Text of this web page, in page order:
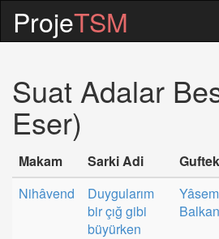
ProjeTSM
Suat Adalar
Eser)
Makam Sarki Adi
Nihâvend
Duygularım
bir çığ gibi
büyürken
Balkan